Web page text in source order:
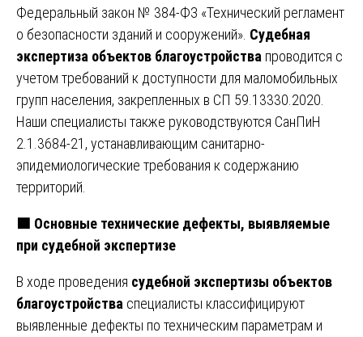
Федеральный закон № 384-ФЗ «Технический регламент
о безопасности зданий и сооружений». Судебная
экспертиза объектов благоустройства проводится с
учетом требований к доступности для маломобильных
групп населения, закрепленных в СП 59.13330.2020.
Наши специалисты также руководствуются СанПиН
2.1.3684-21, устанавливающим санитарно-
эпидемиологические требования к содержанию
территорий.
🟩 Основные технические дефекты, выявляемые
при судебной экспертизе
В ходе проведения судебной экспертизы объектов
благоустройства специалисты классифицируют
выявленные дефекты по техническим параметрам и